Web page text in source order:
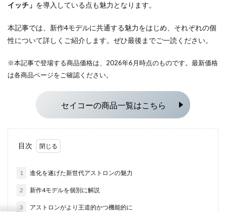
イッチ」 を導入している点も魅力となります。
本記事では、新作4モデルに共通する魅力をはじめ、それぞれの個
性について詳しくご紹介します。ぜひ最後までご一読ください。
※本記事で登場する商品価格は、2026年6月時点のものです。最新価格
は各商品ページをご確認ください。
セイコーの商品一覧はこちら
目次
1 進化を遂げた新世代アストロンの魅力
2 新作4モデルを個別に解説
3 アストロンがより王道的かつ機能的に